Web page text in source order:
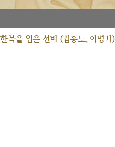
한복을 입은 선비 (김홍도, 이명기)